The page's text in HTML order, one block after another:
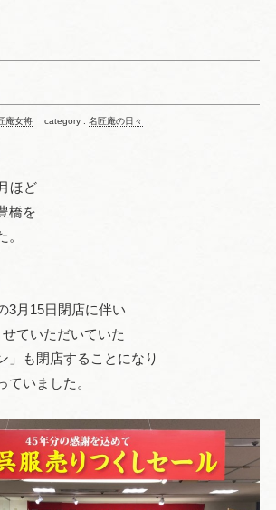
庵女将 category : 名匠庵の日々
ほど
橋を
3月15日閉店に伴い
ていただいていた
」も閉店することになり
ていました。